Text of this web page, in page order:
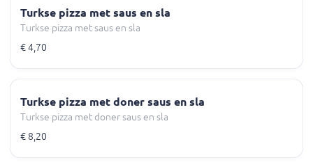
Turkse pizza met saus en sla
Turkse pizza met saus en sla
€ 4,70
Turkse pizza met doner saus en sla
Turkse pizza met doner saus en sla
€ 8,20